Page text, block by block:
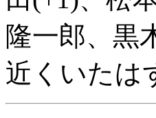
隆一郎、黒
近くいたは